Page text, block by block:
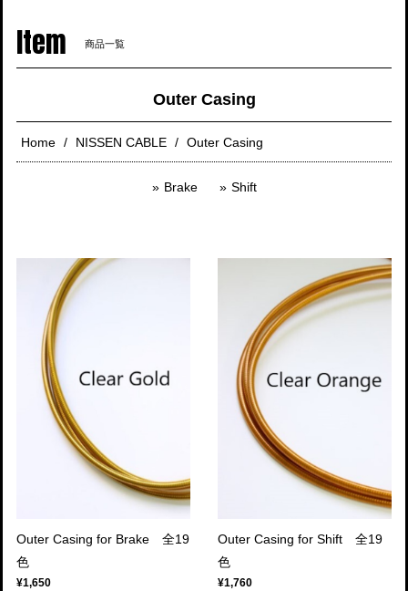
Item 商品一覧
Outer Casing
Home NISSEN CABLE Outer Casing
Brake Shift
Outer Casing for Brake 全19
色
¥1,650
Outer Casing for Shift 全19
色
¥1,760